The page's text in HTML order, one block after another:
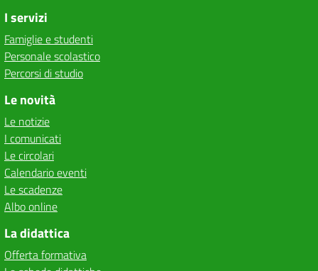
I servizi
Famiglie e studenti
Personale scolastico
Percorsi di studio
Le novità
Le notizie
I comunicati
Le circolari
Calendario eventi
Le scadenze
Albo online
La didattica
Offerta formativa